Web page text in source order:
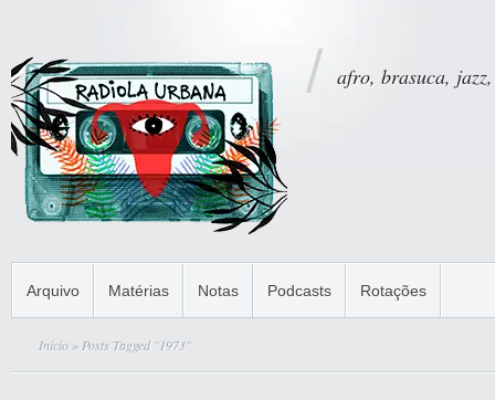
afro, brasuca,
Arquivo Matérias Notas Podcasts Rotações
Início » Posts Tagged "1973"